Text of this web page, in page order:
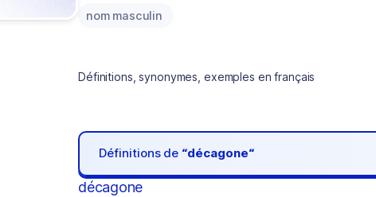
nom masculin
Définitions, synonymes, exemples en français
Définitions de “décagone“
décagone